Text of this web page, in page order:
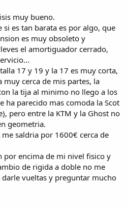
muy bueno.
si es tan barata es por algo, que
es muy obsoleto y
el amortiguador cerrado,
17 y 19 y la 17 es muy corta,
cerca de mis partes, la
la tija al minimo no llego a los
ha parecido mas comoda la Scot
pero entre la KTM y la Ghost no
geometria.
saldria por 1600€ cerca de
por encima de mi nivel fisico y
de rigida a doble no me
vueltas y preguntar mucho